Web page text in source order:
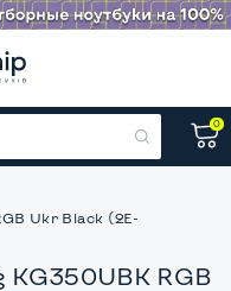
0
Ukr Black (2E-
KG350UBK RGB